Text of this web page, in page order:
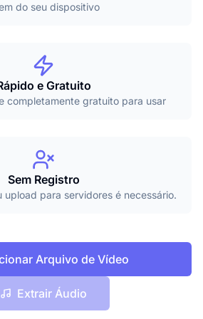
do seu dispositivo
e Gratuito
completamente gratuito para usar
Sem Registro
upload para servidores é necessário.
Arquivo de Vídeo
Extrair Áudio